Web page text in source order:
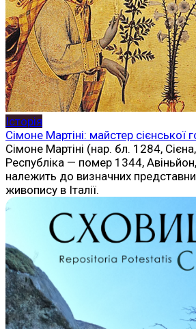
Історія
Сімоне Мартіні: майстер сієнської
Сімоне Мартіні (нар. бл. 1284,
Республіка — помер 1344,
належить до визначних
живопису в Італії.